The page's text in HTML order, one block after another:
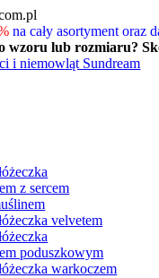
to
content
na cały asortyment oraz
wzoru lub rozmiaru?
z sercem
velvetem
poduszkowym
warkoczem